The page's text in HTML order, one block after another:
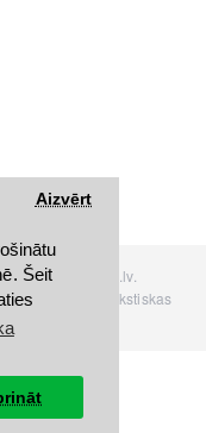
Šeit
Aizvērt
bez rakstiskas